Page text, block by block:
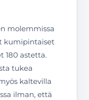
molemmissa
kumipintaiset
180 astetta.
tukea
kaltevilla
ilman, että